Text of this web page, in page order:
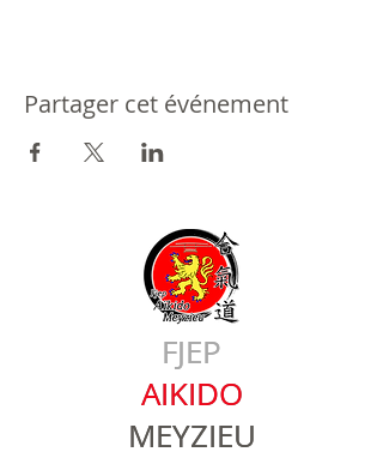
Partager cet événement
FJEP
AIKIDO
MEYZIEU
FJEP
AIKIDO
MEYZIEU